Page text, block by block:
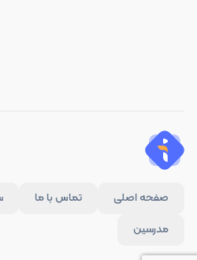
صفحه اصلی تماس با ما
مدرسین